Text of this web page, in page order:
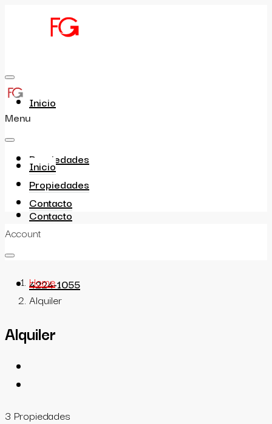
Inicio
Propiedades
Contacto
4224-1055
Menu
Inicio
Propiedades
Contacto
Account
Home
Alquiler
Alquiler
3 Propiedades